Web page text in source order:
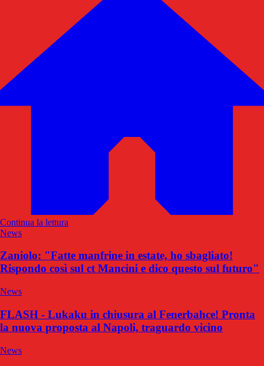
Continua la lettura
News
Zaniolo: "Fatte manfrine in estate, ho sbagliato!
Rispondo così sul ct Mancini e dico questo sul futuro"
News
FLASH - Lukaku in chiusura al Fenerbahce! Pronta
la nuova proposta al Napoli, traguardo vicino
News